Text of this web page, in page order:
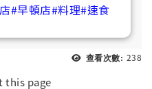
#早頓店#料理#速食
查看次數: 238
this page